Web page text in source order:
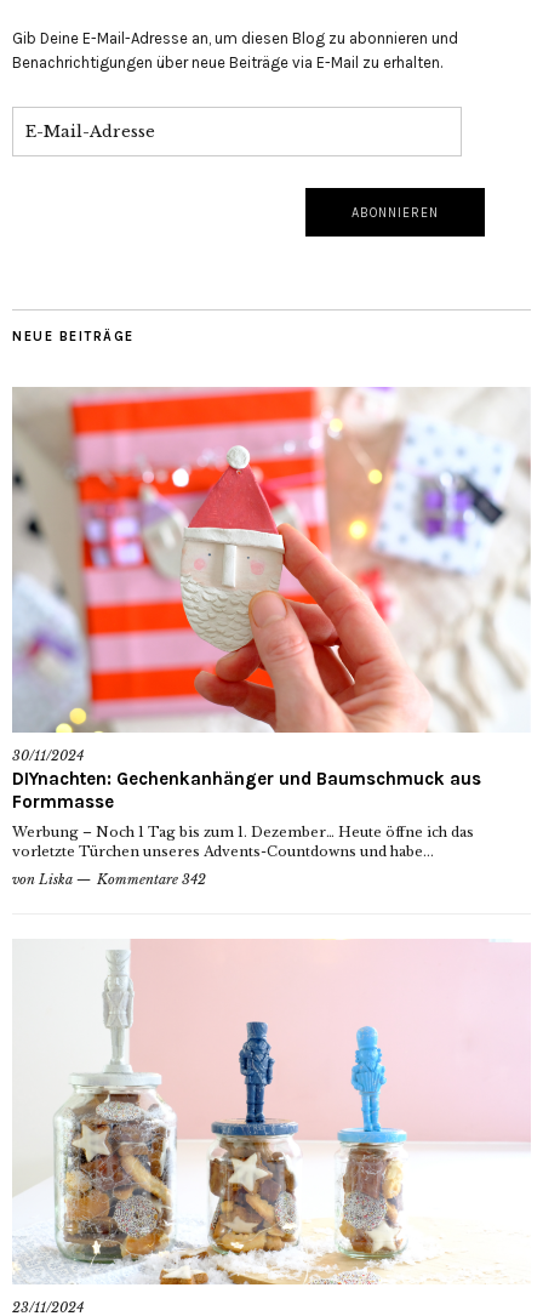
Gib Deine E-Mail-Adresse an, um diesen Blog zu abonnieren und
Benachrichtigungen über neue Beiträge via E-Mail zu erhalten.
NEUE BEITRÄGE
30/11/2024
DIYnachten: Gechenkanhänger und Baumschmuck aus
Formmasse
Werbung – Noch 1 Tag bis zum 1. Dezember… Heute öffne ich das
vorletzte Türchen unseres Advents-Countdowns und habe...
von Liska Kommentare 342
23/11/2024